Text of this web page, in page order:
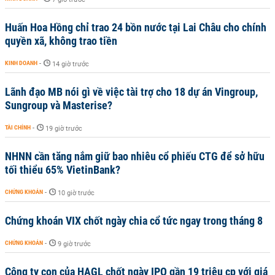
Huấn Hoa Hồng chỉ trao 24 bồn nước tại Lai Châu cho chính
quyền xã, không trao tiền
KINH DOANH - 14 giờ trước
Lãnh đạo MB nói gì về việc tài trợ cho 18 dự án Vingroup,
Sungroup và Masterise?
TÀI CHÍNH - 19 giờ trước
NHNN cần tăng nắm giữ bao nhiêu cổ phiếu CTG để sở hữu
tối thiểu 65% VietinBank?
CHỨNG KHOÁN - 10 giờ trước
Chứng khoán VIX chốt ngày chia cổ tức ngay trong tháng 8
CHỨNG KHOÁN - 9 giờ trước
Công ty con của HAGL chốt ngày IPO gần 19 triệu cp với giá